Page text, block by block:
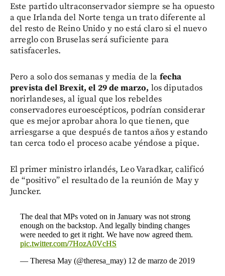
Este partido ultraconservador siempre se ha opuesto
a que Irlanda del Norte tenga un trato diferente al
del resto de Reino Unido y no está claro si el nuevo
arreglo con Bruselas será suficiente para
satisfacerles.
Pero a solo dos semanas y media de la fecha
prevista del Brexit, el 29 de marzo, los diputados
norirlandeses, al igual que los rebeldes
conservadores euroescépticos, podrían considerar
que es mejor aprobar ahora lo que tienen, que
arriesgarse a que después de tantos años y estando
tan cerca todo el proceso acabe yéndose a pique.
El primer ministro irlandés, Leo Varadkar, calificó
de “positivo” el resultado de la reunión de May y
Juncker.
The deal that MPs voted on in January was not strong
enough on the backstop. And legally binding changes
were needed to get it right. We have now agreed them.
pic.twitter.com/7HozA0VcHS
— Theresa May (@theresa_may) 12 de marzo de 2019